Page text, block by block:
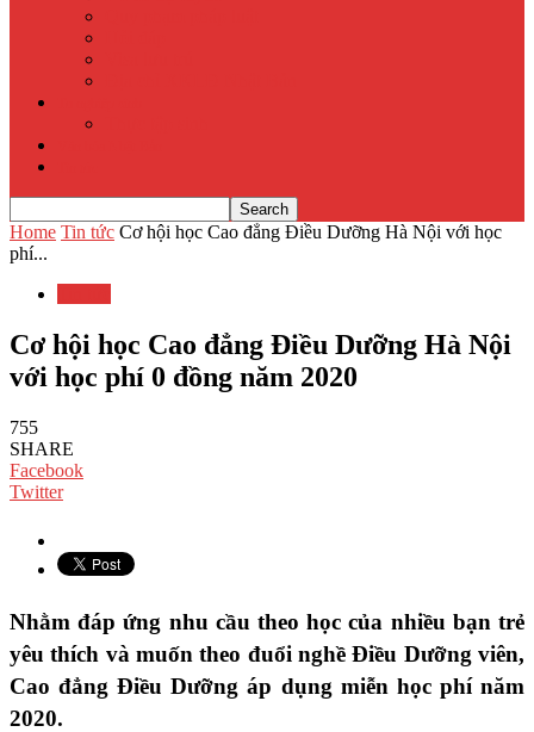
Home Tin tức Cơ hội học Cao đẳng Điều Dưỡng Hà Nội với học
phí...
Cơ hội học Cao đẳng Điều Dưỡng Hà Nội
với học phí 0 đồng năm 2020
755
SHARE
Facebook
Twitter
Nhằm đáp ứng nhu cầu theo học của nhiều bạn trẻ
yêu thích và muốn theo đuổi nghề Điều Dưỡng viên,
Cao đẳng Điều Dưỡng áp dụng miễn học phí năm
2020.